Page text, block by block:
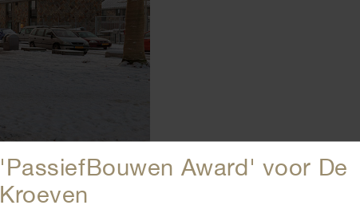
'PassiefBouwen Award' voor De
Kroeven